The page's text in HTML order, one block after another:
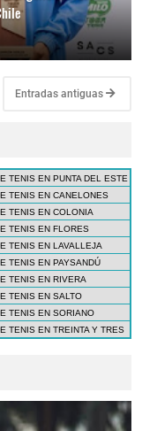
Entradas antiguas
TENIS EN PUNTA DEL ESTE
TENIS EN CANELONES
TENIS EN COLONIA
TENIS EN FLORES
TENIS EN LAVALLEJA
TENIS EN PAYSANDÚ
TENIS EN RIVERA
TENIS EN SALTO
TENIS EN SORIANO
TENIS EN TREINTA Y TRES